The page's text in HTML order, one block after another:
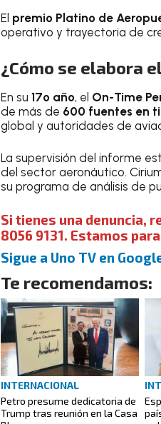
El premio Platino de
operativo y trayectoria de
¿Cómo se elabora
En su 17º año, el On-Time
de más de 600 fuentes en
global y autoridades de
La supervisión del informe
del sector aeronáutico.
su programa de análisis de
Si tienes una denuncia,
8056 9131. Estamos
Sigue a Uno TV en
Te recomendamos:
INTERNACIONAL
Petro presume dedicatoria de
Trump tras reunión en la Casa